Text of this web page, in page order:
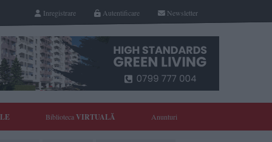
Newsletter
Autentificare
Inregistrare
BibliotecaVIRTUALĂ Anunturi